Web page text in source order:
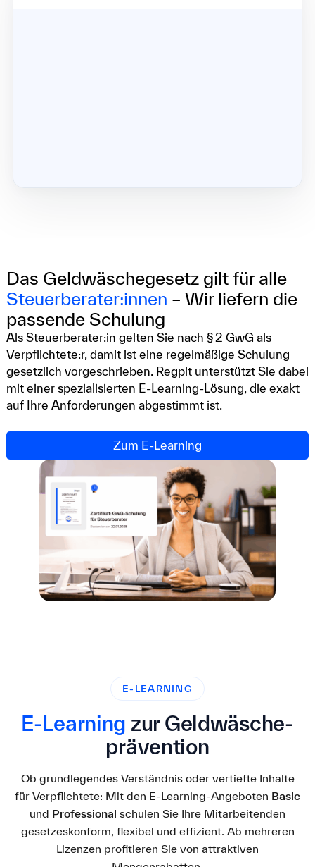
Das Geldwäschegesetz gilt für alle
Steuerberater:innen – Wir liefern die
passende Schulung
Als Steuerberater:in gelten Sie nach § 2 GwG als
Verpflichtete:r, damit ist eine regelmäßige Schulung
gesetzlich vorgeschrieben. Regpit unterstützt Sie dabei
mit einer spezialisierten E-Learning-Lösung, die exakt
auf Ihre Anforderungen abgestimmt ist.
Zum E-Learning
E-LEARNING
E‑Learning zur Geldwäsche­
prävention
Ob grundlegendes Verständnis oder vertiefte Inhalte
für Verpflichtete: Mit den E‑Learning‑Angeboten Basic
und Professional schulen Sie Ihre Mitarbeitenden
gesetzeskonform, flexibel und effizient. Ab mehreren
Lizenzen profitieren Sie von attraktiven